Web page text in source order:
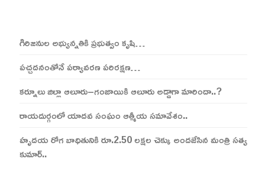
గిరిజనుల అభ్యున్నతికి ప్రభుత్వం కృషి…
పచ్చదనంతోనే పర్యావరణ పరిరక్షణ…
కర్నూలు జిల్లా ఆలూరు–గంజాయికి ఆలూరు అడ్డాగా మారిందా..?
రాయదుర్గంలో యాదవ సంఘం ఆత్మీయ సమావేశం..
హృదయ రోగ బాధితునికి రూ.2.50 లక్షల చెక్కు అందజేసిన మంత్రి సత్య
కుమార్..